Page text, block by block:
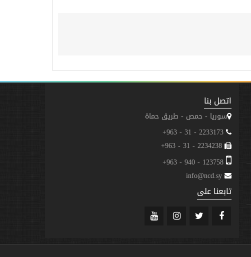
اتصل بنا
سوريا - حمص - طريق حماة
info@ncd.sy
تابعنا على